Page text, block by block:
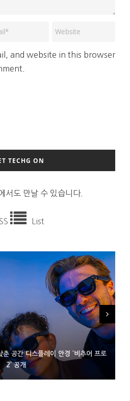
and website in this browser
TECHG ON
서도 만날 수 있습니다.
List
공간 디스플레이 안경 ‘비추어 프로
2’ 공개
아이폰18 프로세서 패키징 대기 중
형 스피커 준비하는 오픈AI